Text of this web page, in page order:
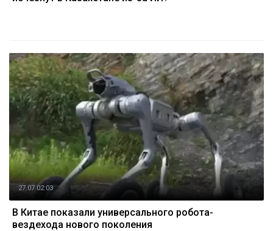
27.07 02:03
В Китае показали универсального робота-
вездехода нового поколения